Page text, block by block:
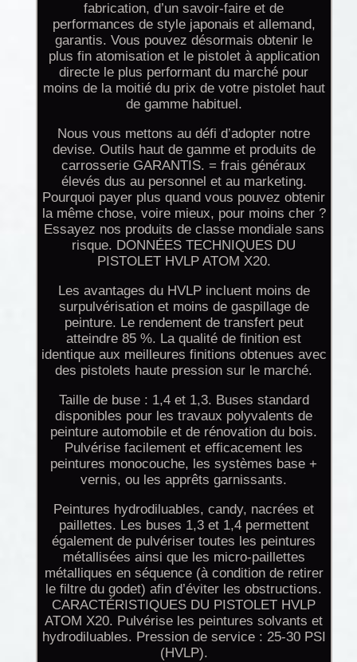
fabrication, d’un savoir-faire et de
performances de style japonais et allemand,
garantis. Vous pouvez désormais obtenir le
plus fin atomisation et le pistolet à application
directe le plus performant du marché pour
moins de la moitié du prix de votre pistolet haut
de gamme habituel.
Nous vous mettons au défi d’adopter notre
devise. Outils haut de gamme et produits de
carrosserie GARANTIS. = frais généraux
élevés dus au personnel et au marketing.
Pourquoi payer plus quand vous pouvez obtenir
la même chose, voire mieux, pour moins cher ?
Essayez nos produits de classe mondiale sans
risque. DONNÉES TECHNIQUES DU
PISTOLET HVLP ATOM X20.
Les avantages du HVLP incluent moins de
surpulvérisation et moins de gaspillage de
peinture. Le rendement de transfert peut
atteindre 85 %. La qualité de finition est
identique aux meilleures finitions obtenues avec
des pistolets haute pression sur le marché.
Taille de buse : 1,4 et 1,3. Buses standard
disponibles pour les travaux polyvalents de
peinture automobile et de rénovation du bois.
Pulvérise facilement et efficacement les
peintures monocouche, les systèmes base +
vernis, ou les apprêts garnissants.
Peintures hydrodiluables, candy, nacrées et
paillettes. Les buses 1,3 et 1,4 permettent
également de pulvériser toutes les peintures
métallisées ainsi que les micro-paillettes
métalliques en séquence (à condition de retirer
le filtre du godet) afin d’éviter les obstructions.
CARACTÉRISTIQUES DU PISTOLET HVLP
ATOM X20. Pulvérise les peintures solvants et
hydrodiluables. Pression de service : 25-30 PSI
(HVLP).